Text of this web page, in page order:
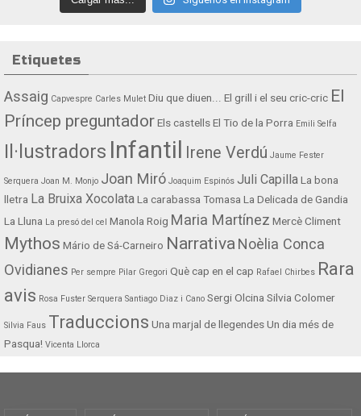
Etiquetes
Assaig Capvespre Carles Mulet Diu que diuen... El grill i el seu cric-cric El
Príncep preguntadorEls castellsEl Tio de la Porra Emili Selfa
Il·lustradors Infantil Irene Verdú Jaume Fester
Serquera Joan M. Monjo Joan Miró Joaquim Espinós Juli CapillaLa bona
lletra La Bruixa XocolataLa carabassa Tomasa La Delicada de Gandia
La Lluna La presó del cel Manola Roig Maria Martínez Mercè Climent
Mythos Mário de Sá-Carneiro NarrativaNoèlia Conca
Ovidianes Per sempre Pilar Gregori Què cap en el cap Rafael Chirbes Rara
avis Rosa Fuster Serquera Santiago Diaz i Cano Sergi Olcina Silvia Colomer
Silvia Faus Traduccions Una marjal de llegendesUn dia més de
Pasqua! Vicenta Llorca